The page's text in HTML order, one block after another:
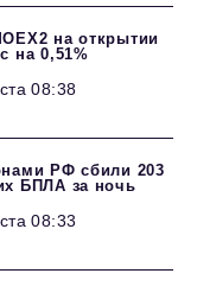
на открытии
на 0,51%
08:38
РФ сбили 203
БПЛА за ночь
08:33